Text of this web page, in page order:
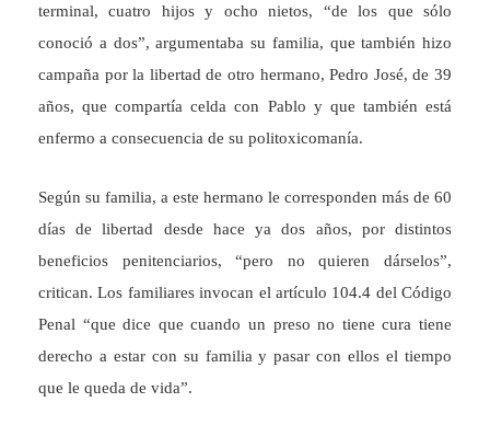
terminal, cuatro hijos y ocho nietos, “de los que sólo
conoció a dos”, argumentaba su familia, que también hizo
campaña por la libertad de otro hermano, Pedro José, de 39
años, que compartía celda con Pablo y que también está
enfermo a consecuencia de su politoxicomanía.
Según su familia, a este hermano le corresponden más de 60
días de libertad desde hace ya dos años, por distintos
beneficios penitenciarios, “pero no quieren dárselos”,
critican. Los familiares invocan el artículo 104.4 del Código
Penal “que dice que cuando un preso no tiene cura tiene
derecho a estar con su familia y pasar con ellos el tiempo
que le queda de vida”.